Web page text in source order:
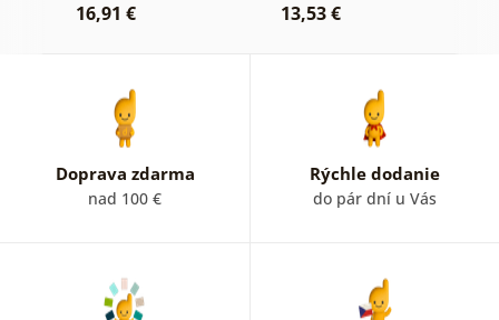
16,91 € 13,53 €
Doprava zdarma
nad 100 €
Rýchle dodanie
do pár dní u Vás